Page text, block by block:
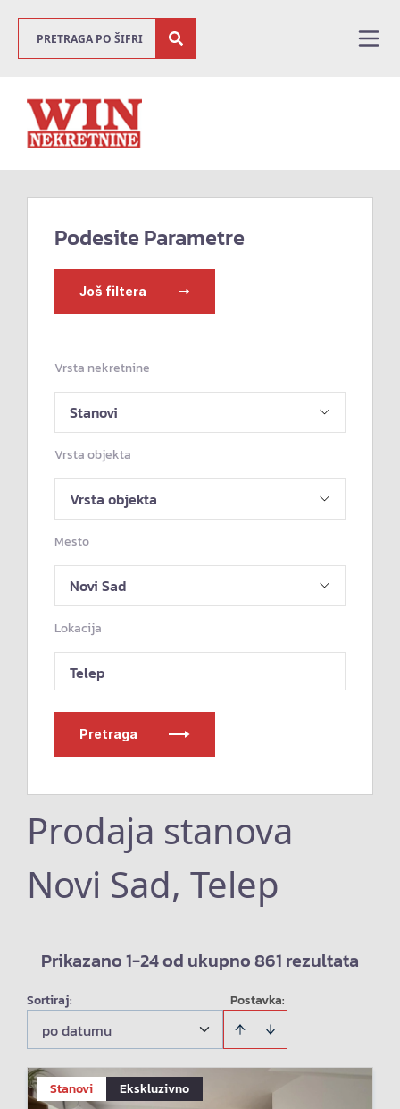
Podesite Parametre
Još filtera
Vrsta nekretnine
Vrsta objekta
Mesto
Lokacija
Telep
Pretraga
Prodaja stanova
Novi Sad, Telep
Prikazano 1-24 od ukupno 861 rezultata
Postavka:
Sortiraj:
po datumu
Stanovi Ekskluzivno